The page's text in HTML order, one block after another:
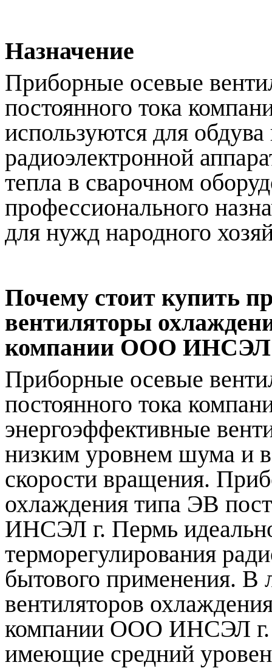
Назначение
Приборные осевые
постоянного тока
используются для
радиоэлектронной
тепла в сварочном
профессионального
для нужд народного
Почему стоит купить
вентиляторы
компании ООО ИНСЭЛ
Приборные осевые
постоянного тока
энергоэффективные
низким уровнем шума и
скорости вращения.
охлаждения типа ЭВ
ИНСЭЛ г. Пермь
терморегулирования
бытового применения. В
вентиляторов
компании ООО ИНСЭЛ г.
имеющие средний